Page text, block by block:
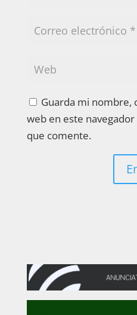
Guarda mi nombre,
web en este
que comente.